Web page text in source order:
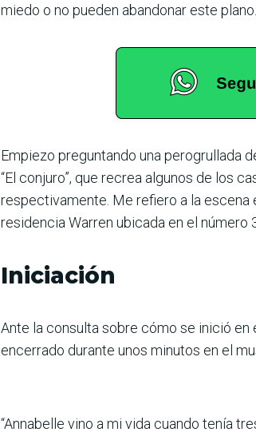
miedo o no pueden abandonar este plano.
Empiezo preguntando una perogrullada
“El conjuro”, que recrea algunos de los
respectivamente. Me refiero a la escena
residencia Warren ubicada en el número
Iniciación
Ante la consulta sobre cómo se inició en
encerrado durante unos minutos en el
“Annabelle vino a mi vida cuando tenía